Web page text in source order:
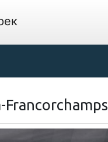
Francorchamps